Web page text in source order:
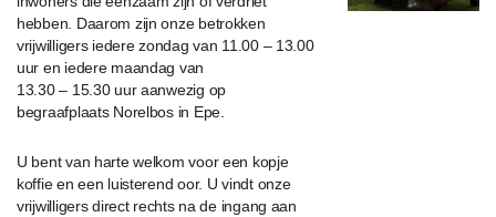
hebben. Daarom zijn onze betrokken
vrijwilligers iedere zondag van 11.00 – 13.00
uur en iedere maandag van
13.30 – 15.30 uur aanwezig op
begraafplaats Norelbos in Epe.
U bent van harte welkom voor een kopje
koffie en een luisterend oor. U vindt onze
vrijwilligers direct rechts na de ingang aan